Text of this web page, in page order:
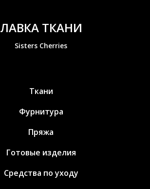
ЛАВКА ТКАНИ
Sisters Cherries
Ткани
Фурнитура
Пряжа
Готовые изделия
Средства по уходу